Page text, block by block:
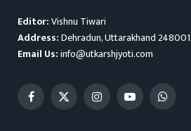
Editor:Vishnu Tiwari
Address:Dehradun, Uttarakhand 248001
Email Us:info@utkarshjyoti.com
Facebook
X
InstagramYouTube